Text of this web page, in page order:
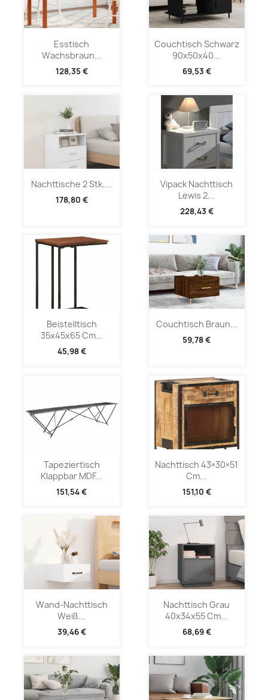
Esstisch
Wachsbraun...
128,35 €
Couchtisch Schwarz
90x50x40...
69,53 €
Nachttische 2 Stk....
178,80 €
Vipack Nachttisch
Lewis 2...
228,43 €
Beistelltisch
35x45x65 Cm...
45,98 €
Couchtisch Braun...
59,78 €
Tapeziertisch
Klappbar MDF...
151,54 €
Nachttisch 43×30×51
Cm...
151,10 €
Wand-Nachttisch
Weiß...
39,46 €
Nachttisch Grau
40x34x55 Cm...
68,69 €